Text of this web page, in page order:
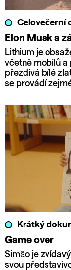
Celovečerní
Elon Musk a
Lithium je
včetně mobilů a
přezdívá bílé
se provádí
Krátký
Game over
Simão je
svou